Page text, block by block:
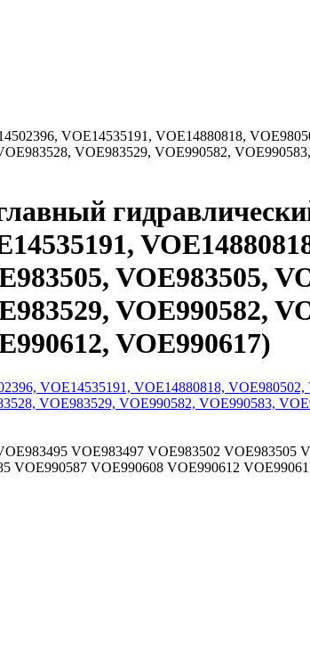
VOE14535191, VOE14880818,
VOE983529, VOE990582,
VOE983505,
VOE990582,
VOE990617)
VOE983497 VOE983502 VOE983505
VOE990587 VOE990608 VOE990612